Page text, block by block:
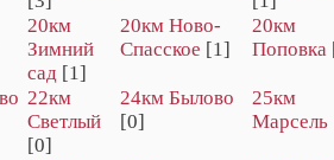
20км
Зимний
сад [1]
20км Hовo-
Спасское [1]
20км
Поповка
22км
Светлый
[0]
24км Былово
[0]
25км
Марсель